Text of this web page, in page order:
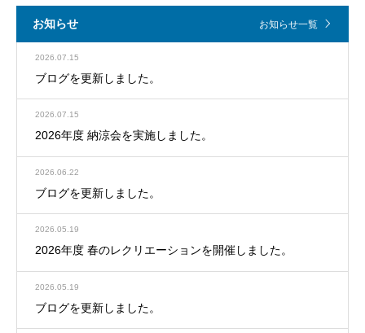
お知らせ お知らせ一覧
2026.07.15
ブログを更新しました。
2026.07.15
2026年度 納涼会を実施しました。
2026.06.22
ブログを更新しました。
2026.05.19
2026年度 春のレクリエーションを開催しました。
2026.05.19
ブログを更新しました。